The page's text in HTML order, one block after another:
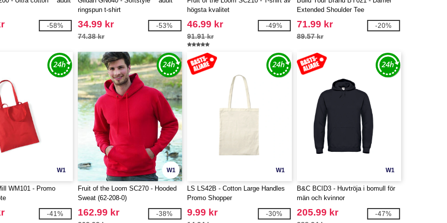
-58%
ringspun t-shirt
34.99 kr
74.38 kr
-53%
högsta kvalitet
46.99 kr
91.91 kr
-49%
Extended Shoulder Tee
71.99 kr
89.57 kr
-20%
W1
WM101 - Promo
-41%
W1
Fruit of the Loom SC270 - Hooded
Sweat (62-208-0)
162.99 kr -38%
W1
LS LS42B - Cotton Large Handles
Promo Shopper
9.99 kr -30%
W1
B&C BCID3 - Huvtröja i bomull för
män och kvinnor
205.99 kr -47%